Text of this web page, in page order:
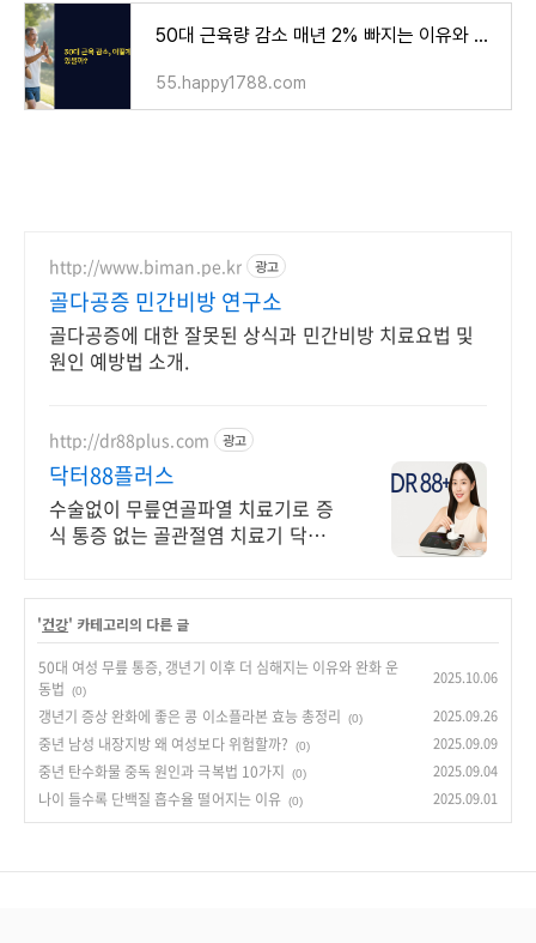
50대 근육량 감소 매년 2% 빠지는 이유와 근육량 지키기
55.happy1788.com
http://www.biman.pe.kr 광고
골다공증 민간비방 연구소
골다공증에 대한 잘못된 상식과 민간비방 치료요법 및
원인 예방법 소개.
http://dr88plus.com 광고
닥터88플러스
수술없이 무릎연골파열 치료기로 증
식 통증 없는 골관절염 치료기 닥터
'건강' 카테고리의 다른 글
50대 여성 무릎 통증, 갱년기 이후 더 심해지는 이유와 완화 운
동법
(0)
2025.10.06
갱년기 증상 완화에 좋은 콩 이소플라본 효능 총정리 (0) 2025.09.26
중년 남성 내장지방 왜 여성보다 위험할까? (0) 2025.09.09
중년 탄수화물 중독 원인과 극복법 10가지 (0) 2025.09.04
나이 들수록 단백질 흡수율 떨어지는 이유 (0) 2025.09.01